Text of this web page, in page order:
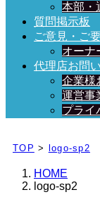
本部・
質問掲示板
ご意見・ご
オーナ
代理店お問
企業様
運営事
プライ
TOP > logo-sp2
HOME
logo-sp2